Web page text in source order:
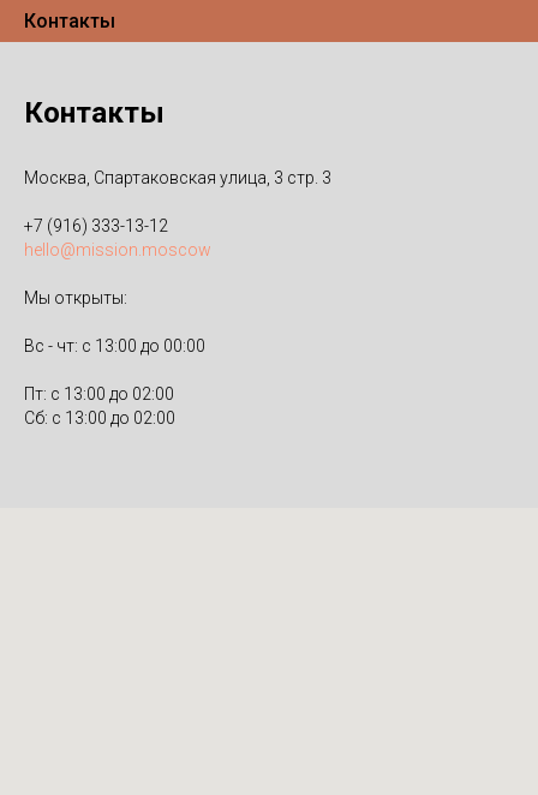
Контакты
Контакты
Москва, Спартаковская улица, 3 стр. 3
+7 (916) 333-13-12
hello@mission.moscow
Мы открыты:
Вс - чт: с 13:00 до 00:00
Пт: с 13:00 до 02:00
Сб: с 13:00 до 02:00